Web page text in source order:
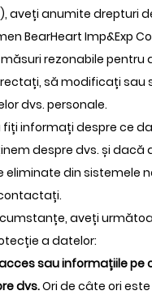
aveți anumite drepturi
BearHeart Imp&Exp
rezonabile pentru
să modificați sau
dvs. personale.
fiți informați despre ce
despre dvs. și dacă
eliminate din sistemele
aveți
a datelor:
sau informațiile pe
dvs.Ori de câte ori este